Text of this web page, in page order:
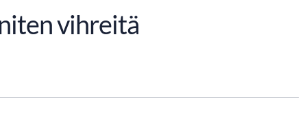
vihreitä